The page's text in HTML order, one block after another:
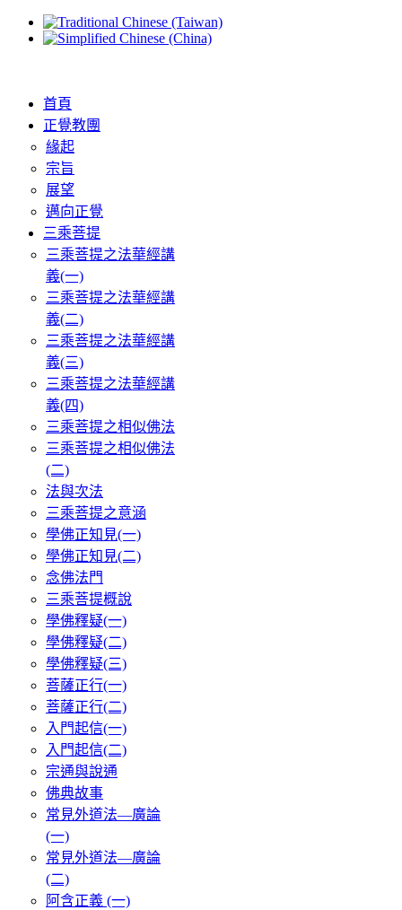
首頁
正覺教團
緣起
宗旨
展望
邁向正覺
三乘菩提
三乘菩提之法華經講
義(一)
三乘菩提之法華經講
義(二)
三乘菩提之法華經講
義(三)
三乘菩提之法華經講
義(四)
三乘菩提之相似佛法
三乘菩提之相似佛法
(二)
法與次法
三乘菩提之意涵
學佛正知見(一)
學佛正知見(二)
念佛法門
三乘菩提概說
學佛釋疑(一)
學佛釋疑(二)
學佛釋疑(三)
菩薩正行(一)
菩薩正行(二)
入門起信(一)
入門起信(二)
宗通與說通
佛典故事
常見外道法—廣論
(一)
常見外道法—廣論
(二)
阿含正義 (一)